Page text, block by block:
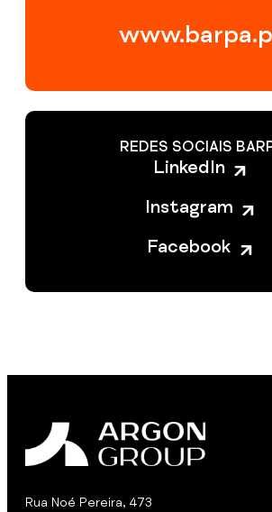
REDES SOCIAIS
LinkedIn
Instagram
Facebook
Rua Noé Pereira, 473